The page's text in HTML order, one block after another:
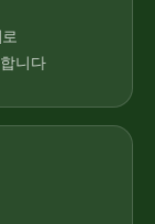
니다